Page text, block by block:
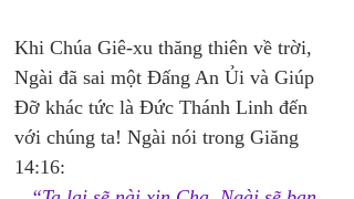
Khi Chúa Giê-xu thăng thiên về trời,
Ngài đã sai một Đấng An Ủi và Giúp
Đỡ khác tức là Đức Thánh Linh đến
với chúng ta! Ngài nói trong Giăng
14:16: